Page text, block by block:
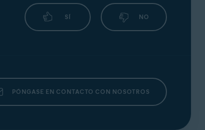
SÍ NO
PÓNGASE EN CONTACTO CON NOSOTROS